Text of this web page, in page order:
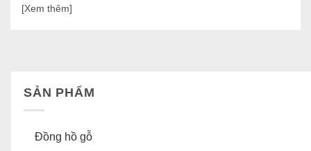
SẢN PHẨM
Đồng hồ gỗ
[Xem thêm]